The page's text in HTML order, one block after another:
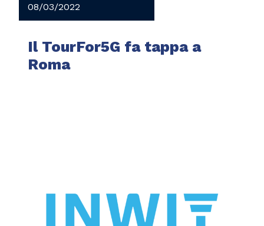
08/03/2022
Il TourFor5G fa tappa a
Roma